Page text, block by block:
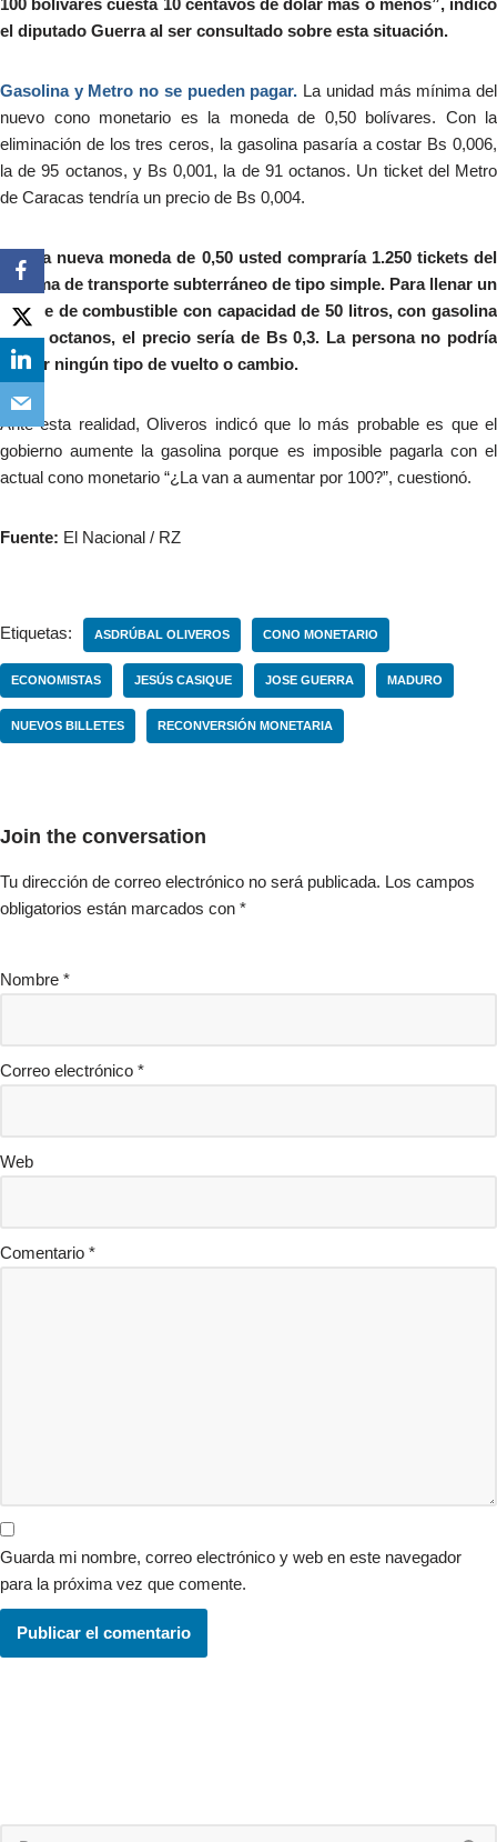
100 bolívares cuesta 10 centavos de dólar más o menos”, indicó
el diputado Guerra al ser consultado sobre esta situación.
Gasolina y Metro no se pueden pagar. La unidad más mínima del
nuevo cono monetario es la moneda de 0,50 bolívares. Con la
eliminación de los tres ceros, la gasolina pasaría a costar Bs 0,006,
la de 95 octanos, y Bs 0,001, la de 91 octanos. Un ticket del Metro
de Caracas tendría un precio de Bs 0,004.
Con la nueva moneda de 0,50 usted compraría 1.250 tickets del
sistema de transporte subterráneo de tipo simple. Para llenar un
tanque de combustible con capacidad de 50 litros, con gasolina
de 95 octanos, el precio sería de Bs 0,3. La persona no podría
recibir ningún tipo de vuelto o cambio.
Ante esta realidad, Oliveros indicó que lo más probable es que el
gobierno aumente la gasolina porque es imposible pagarla con el
actual cono monetario “¿La van a aumentar por 100?”, cuestionó.
Fuente: El Nacional / RZ
Etiquetas: ASDRÚBAL OLIVEROS CONO MONETARIO
ECONOMISTAS JESÚS CASIQUE JOSE GUERRA MADURO
NUEVOS BILLETES RECONVERSIÓN MONETARIA
Join the conversation
Tu dirección de correo electrónico no será publicada. Los campos
obligatorios están marcados con *
Nombre *
Correo electrónico *
Web
Comentario *
Guarda mi nombre, correo electrónico y web en este navegador
para la próxima vez que comente.